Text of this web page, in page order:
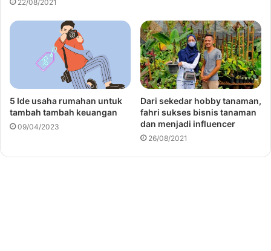
22/08/2021
5 Ide usaha rumahan untuk
tambah tambah keuangan
09/04/2023
Dari sekedar hobby tanaman,
fahri sukses bisnis tanaman
dan menjadi influencer
26/08/2021